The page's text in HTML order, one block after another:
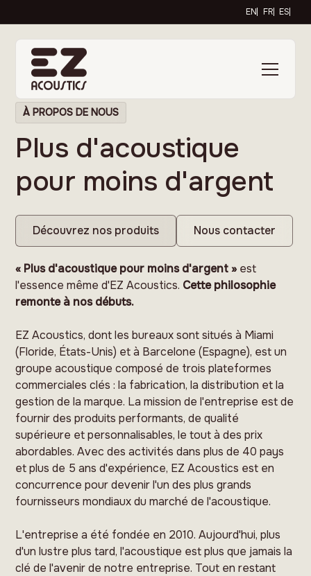
EN FR ES
À PROPOS DE NOUS
Plus d'acoustique
pour moins d'argent
Découvrez nos produits Nous contacter
« Plus d'acoustique pour moins d'argent » est
l'essence même d'EZ Acoustics. Cette philosophie
remonte à nos débuts.
EZ Acoustics, dont les bureaux sont situés à Miami
(Floride, États-Unis) et à Barcelone (Espagne), est un
groupe acoustique composé de trois plateformes
commerciales clés : la fabrication, la distribution et la
gestion de la marque. La mission de l'entreprise est de
fournir des produits performants, de qualité
supérieure et personnalisables, le tout à des prix
abordables. Avec des activités dans plus de 40 pays
et plus de 5 ans d'expérience, EZ Acoustics est en
concurrence pour devenir l'un des plus grands
fournisseurs mondiaux du marché de l'acoustique.
L'entreprise a été fondée en 2010. Aujourd'hui, plus
d'un lustre plus tard, l'acoustique est plus que jamais la
clé de l'avenir de notre entreprise. Tout en restant